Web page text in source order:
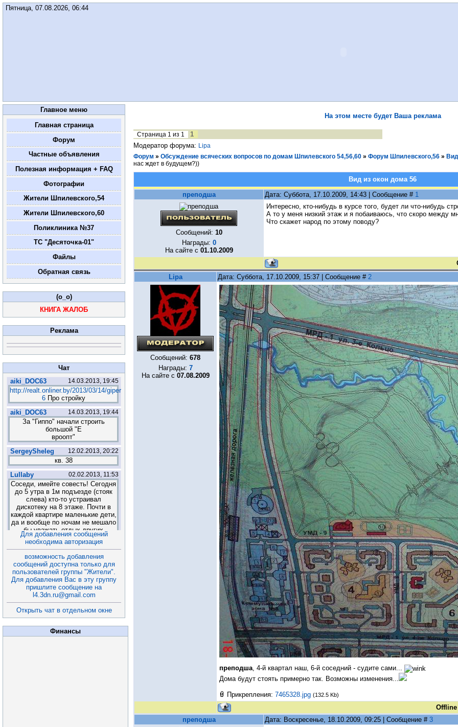
Пятница, 07.08.2026, 06:44
Главное меню
Главная страница
Форум
Частные объявления
Полезная информация + FAQ
Фотографии
Жители Шпилевского,54
Жители Шпилевского,60
Поликлиника №37
ТС "Десяточка-01"
Файлы
Обратная связь
(o_o)
КНИГА ЖАЛОБ
Реклама
Чат
Для добавления сообщений
необходима авторизация
возможность добавления
сообщений доступна только для
пользователей группы "Жители".
Для добавления Вас в эту группу
пришлите сообщение на
l4.3dn.ru@gmail.com
Открыть чат в отдельном окне
Финансы
На этом месте будет Ваша реклама
Страница 1 из 1
1
Модератор форума: Lipa
Форум » Обсуждение всяческих вопросов по домам Шпилевского 54,56,60 » Форум Шпилевского,56 »
нас ждет в будущем?))
Вид из окон дома 56
преподша
Дата: Суббота, 17.10.2009, 14:43 | Сообщение # 1
Сообщений: 10
Награды: 0
На сайте с 01.10.2009
Интересно, кто-нибудь в курсе того, будет ли что-нибудь
А то у меня низкий этаж и я побаиваюсь, что скоро между
Что скажет народ по этому поводу?
Lipa
Дата: Суббота, 17.10.2009, 15:37 | Сообщение # 2
Сообщений: 678
Награды: 7
На сайте с 07.08.2009
преподша, 4-й квартал наш, 6-й соседний - судите сами...
Дома будут стоять примерно так. Возможны изменения...
Прикрепления: 7465328.jpg (132.5 Kb)
Offline
преподша
Дата: Воскресенье, 18.10.2009, 09:25 | Сообщение # 3